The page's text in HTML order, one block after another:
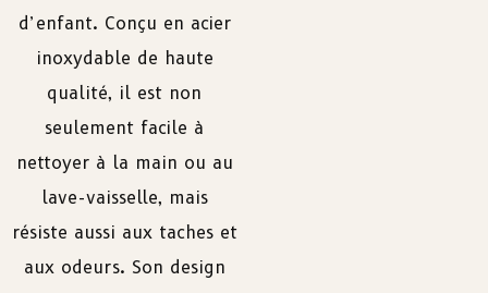
d’enfant. Conçu en acier
inoxydable de haute
qualité, il est non
seulement facile à
nettoyer à la main ou au
lave-vaisselle, mais
résiste aussi aux taches et
aux odeurs. Son design